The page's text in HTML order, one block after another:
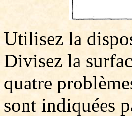
Utilisez la
Divisez la
quatre
sont indiquées